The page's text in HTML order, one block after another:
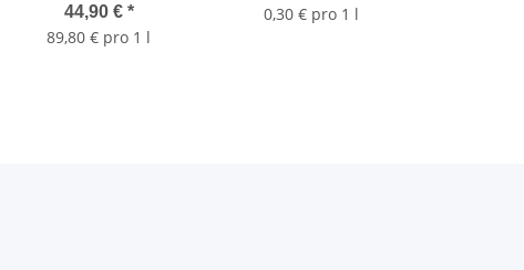
44,90 € *
89,80 € pro 1 l
0,30 € pro 1 l